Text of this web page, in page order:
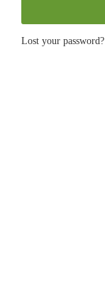
Lost your password?